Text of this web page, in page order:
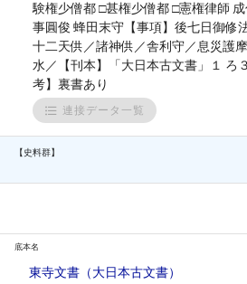
験権少僧都 □甚権少僧都 □憲権律師
事圓俊 蜂田末守【事項】後七日御修
十二天供／諸神供／舎利守／息災護
水／【刊本】「大日本古文書」１ ろ
考】裏書あり
連接データ一覧
【史料群】
底本名
東寺文書（大日本古文書）